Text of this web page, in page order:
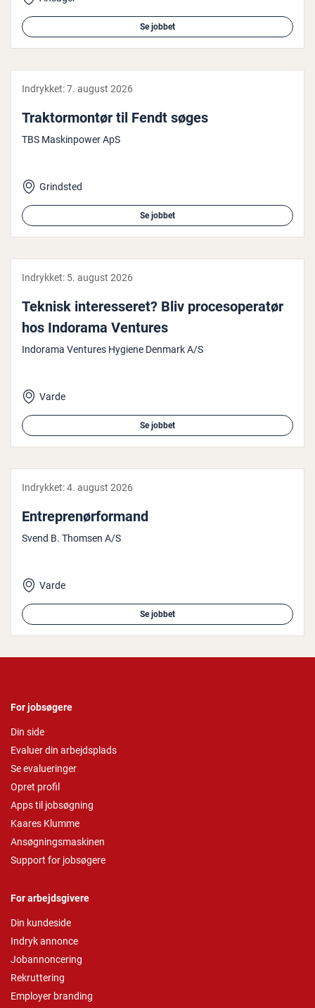
Se jobbet
Indrykket:7. august 2026
Trak­tormontør til Fendt søges
TBS Maskinpower ApS
Grindsted
Se jobbet
Indrykket: 5. august 2026
Teknisk in­ter­es­se­ret? Bliv pro­ces­o­pe­ra­tør
hos Indorama Ventures
Indorama Ventures Hygiene Denmark A/S
Varde
Se jobbet
Indrykket:4. august 2026
En­tre­pre­nør­for­mand
Svend B. Thomsen A/S
Varde
Se jobbet
For jobsøgere
Din side
Evaluer din arbejdsplads
Se evalueringer
Opret profil
Apps til jobsøgning
Kaares Klumme
Ansøgningsmaskinen
Support for jobsøgere
For arbejdsgivere
Din kundeside
Indryk annonce
Jobannoncering
Rekruttering
Employer branding